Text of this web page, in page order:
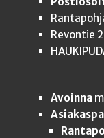
Revontie
Avoinna